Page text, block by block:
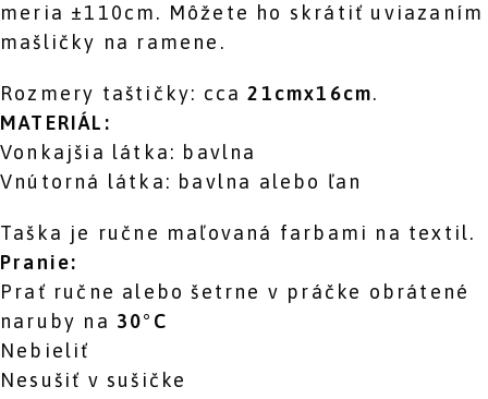
meria ±110cm. Môžete ho skrátiť uviazaním
mašličky na ramene.
Rozmery taštičky: cca21cmx16cm.
MATERIÁL:
Vonkajšia látka: bavlna
Vnútorná látka: bavlna alebo ľan
Taška je ručne maľovaná farbami na textil.
Pranie:
Prať ručne alebo šetrne v práčke obrátené
naruby na 30°C
Nebieliť
Nesušiť v sušičke